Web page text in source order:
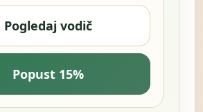
Pogledaj vodič
Popust 15%